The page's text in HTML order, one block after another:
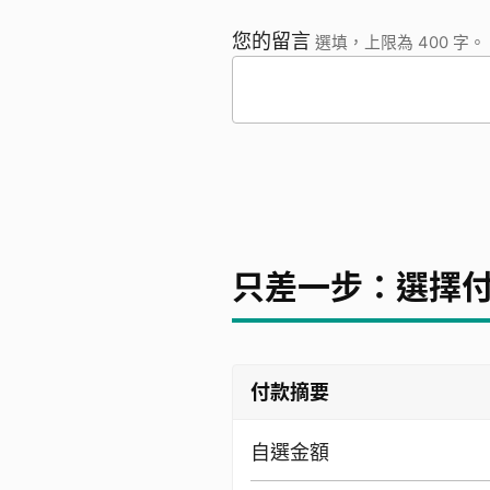
您的留言 選填，上限為 400 字。
只差一步：選擇
付款摘要
自選金額